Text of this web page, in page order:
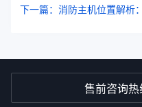
下一篇：消防主机位置解析
售前咨询热